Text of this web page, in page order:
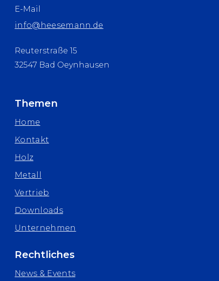
E-Mail
info@heesemann.de
Reuterstraße 15
32547 Bad Oeynhausen
Themen
Home
Kontakt
Holz
Metall
Vertrieb
Downloads
Unternehmen
Rechtliches
News & Events